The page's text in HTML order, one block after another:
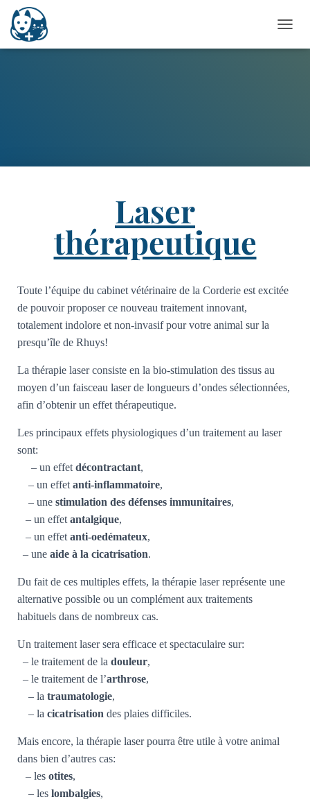
U
M
Laser
thérapeutique
Toute l’équipe du cabinet vétérinaire de la Corderie est excitée
de pouvoir proposer ce nouveau traitement innovant,
totalement indolore et non-invasif pour votre animal sur la
presqu’île de Rhuys!
La thérapie laser consiste en la bio-stimulation des tissus au
moyen d’un faisceau laser de longueurs d’ondes sélectionnées,
afin d’obtenir un effet thérapeutique.
Les principaux effets physiologiques d’un traitement au laser
sont:
– un effet décontractant,
– un effet anti-inflammatoire,
– une stimulation des défenses immunitaires,
– un effet antalgique,
– un effet anti-oedémateux,
– une aide à la cicatrisation.
Du fait de ces multiples effets, la thérapie laser représente une
alternative possible ou un complément aux traitements
habituels dans de nombreux cas.
Un traitement laser sera efficace et spectaculaire sur:
– le traitement de la douleur,
– le traitement de l’arthrose,
– la traumatologie,
– la cicatrisation des plaies difficiles.
Mais encore, la thérapie laser pourra être utile à votre animal
dans bien d’autres cas:
– les otites,
– les lombalgies,